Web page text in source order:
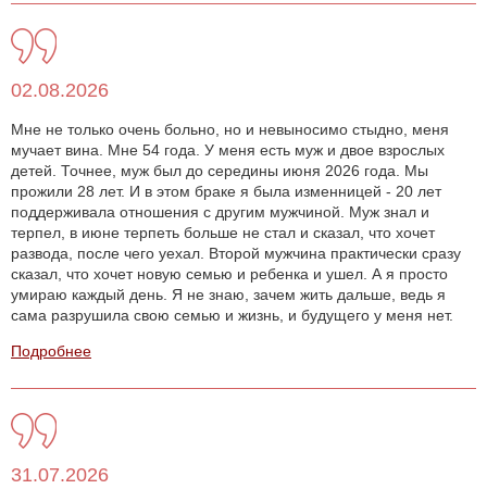
02.08.2026
Мне не только очень больно, но и невыносимо стыдно, меня
мучает вина. Мне 54 года. У меня есть муж и двое взрослых
детей. Точнее, муж был до середины июня 2026 года. Мы
прожили 28 лет. И в этом браке я была изменницей - 20 лет
поддерживала отношения с другим мужчиной. Муж знал и
терпел, в июне терпеть больше не стал и сказал, что хочет
развода, после чего уехал. Второй мужчина практически сразу
сказал, что хочет новую семью и ребенка и ушел. А я просто
умираю каждый день. Я не знаю, зачем жить дальше, ведь я
сама разрушила свою семью и жизнь, и будущего у меня нет.
Подробнее
31.07.2026